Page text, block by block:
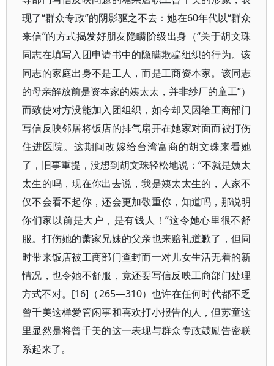
现了“群众专政”的阴影驱之不去：她在60年代以“群众
来信”的方式揭发好朋友隐瞒阶级出身（“关于胡文珠
同志在填写入团申请书中的隐瞒欺骗组织的行为。该
同志的家庭出身不是工人，而是工商资本家。该同志
的母亲解放前是资本家的姨太太，并非纱厂的童工”）
而致使对方没能加入团组织，如今却又因给工商部门
写信反映邻居将饭店的排气扇开在她家对面而被打伤
住进医院。这期间改嫁给台湾富商的胡文珠来看她
了，旧事重提，没想到胡文珠轻松地说：“不就是姨太
太生的吗，现在你出去说，我是姨太太生的，人家不
仅不会看不起你，还会更加敬重你，知道吗，那说明
你们家以前是大户，是有钱人！”这令她心里很不舒
服。打伤她的萧家兄妹的父亲也来赔礼道歉了，但同
时带来饭店被工商部门查封而一对儿女生活无着的新
情况，也令她不舒服，竟还要写信反映工商部门处理
方式不对。[16]（265—310）也许在任何时代都不乏
曾千美这样爱管闲事和喜欢打小报告的人，但苏童这
里显然是将曾千美的这一表现与群众专政鼓励告密联
系起来了。